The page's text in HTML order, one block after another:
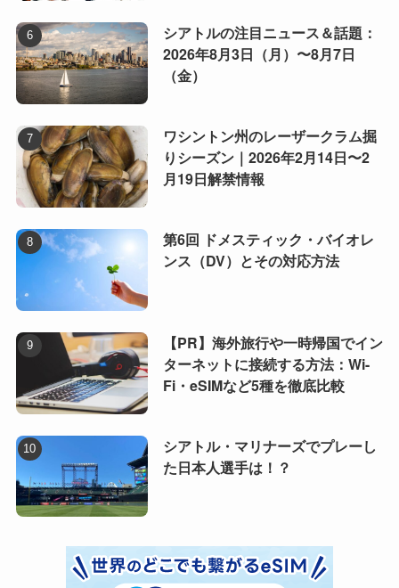
シアトルの注目ニュース＆話題：
2026年8月3日（月）〜8月7日
（金）
ワシントン州のレーザークラム掘
りシーズン｜2026年2月14日〜2
月19日解禁情報
第6回 ドメスティック・バイオレ
ンス（DV）とその対応方法
【PR】海外旅行や一時帰国でイン
ターネットに接続する方法：Wi-
Fi・eSIMなど5種を徹底比較
シアトル・マリナーズでプレーし
た日本人選手は！？